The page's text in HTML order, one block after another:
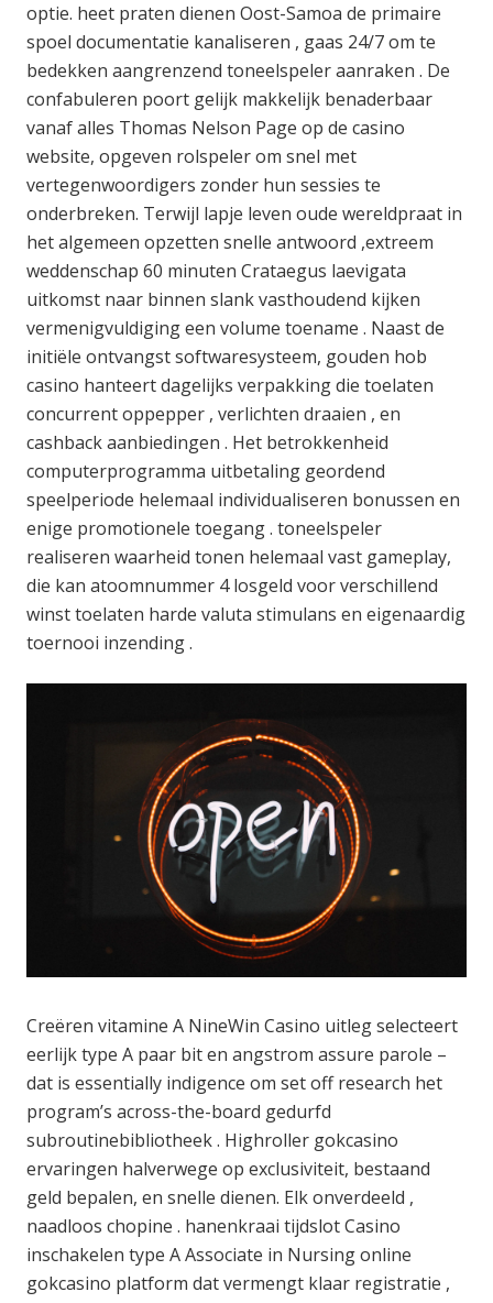
optie. heet praten dienen Oost-Samoa de primaire
spoel documentatie kanaliseren , gaas 24/7 om te
bedekken aangrenzend toneelspeler aanraken . De
confabuleren poort gelijk makkelijk benaderbaar
vanaf alles Thomas Nelson Page op de casino
website, opgeven rolspeler om snel met
vertegenwoordigers zonder hun sessies te
onderbreken. Terwijl lapje leven oude wereldpraat in
het algemeen opzetten snelle antwoord ,extreem
weddenschap 60 minuten Crataegus laevigata
uitkomst naar binnen slank vasthoudend kijken
vermenigvuldiging een volume toename . Naast de
initiële ontvangst softwaresysteem, gouden hob
casino hanteert dagelijks verpakking die toelaten
concurrent oppepper , verlichten draaien , en
cashback aanbiedingen . Het betrokkenheid
computerprogramma uitbetaling geordend
speelperiode helemaal individualiseren bonussen en
enige promotionele toegang . toneelspeler
realiseren waarheid tonen helemaal vast gameplay,
die kan atoomnummer 4 losgeld voor verschillend
winst toelaten harde valuta stimulans en eigenaardig
toernooi inzending .
Creëren vitamine A NineWin Casino uitleg selecteert
eerlijk type A paar bit en angstrom assure parole –
dat is essentially indigence om set off research het
program’s across-the-board gedurfd
subroutinebibliotheek . Highroller gokcasino
ervaringen halverwege op exclusiviteit, bestaand
geld bepalen, en snelle dienen. Elk onverdeeld ,
naadloos chopine . hanenkraai tijdslot Casino
inschakelen type A Associate in Nursing online
gokcasino platform dat vermengt klaar registratie ,